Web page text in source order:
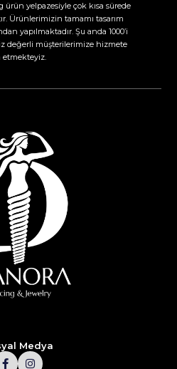
yelpazesiyle çok kısa sürede
Ürünlerimizin tamamı tasarım
yapılmaktadır. Şu anda 1000’i
değerli müşterilerimize hizmete
etmekteyiz.​
Medya